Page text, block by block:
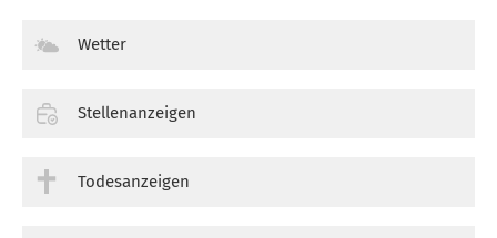
Wetter
Stellenanzeigen
Todesanzeigen